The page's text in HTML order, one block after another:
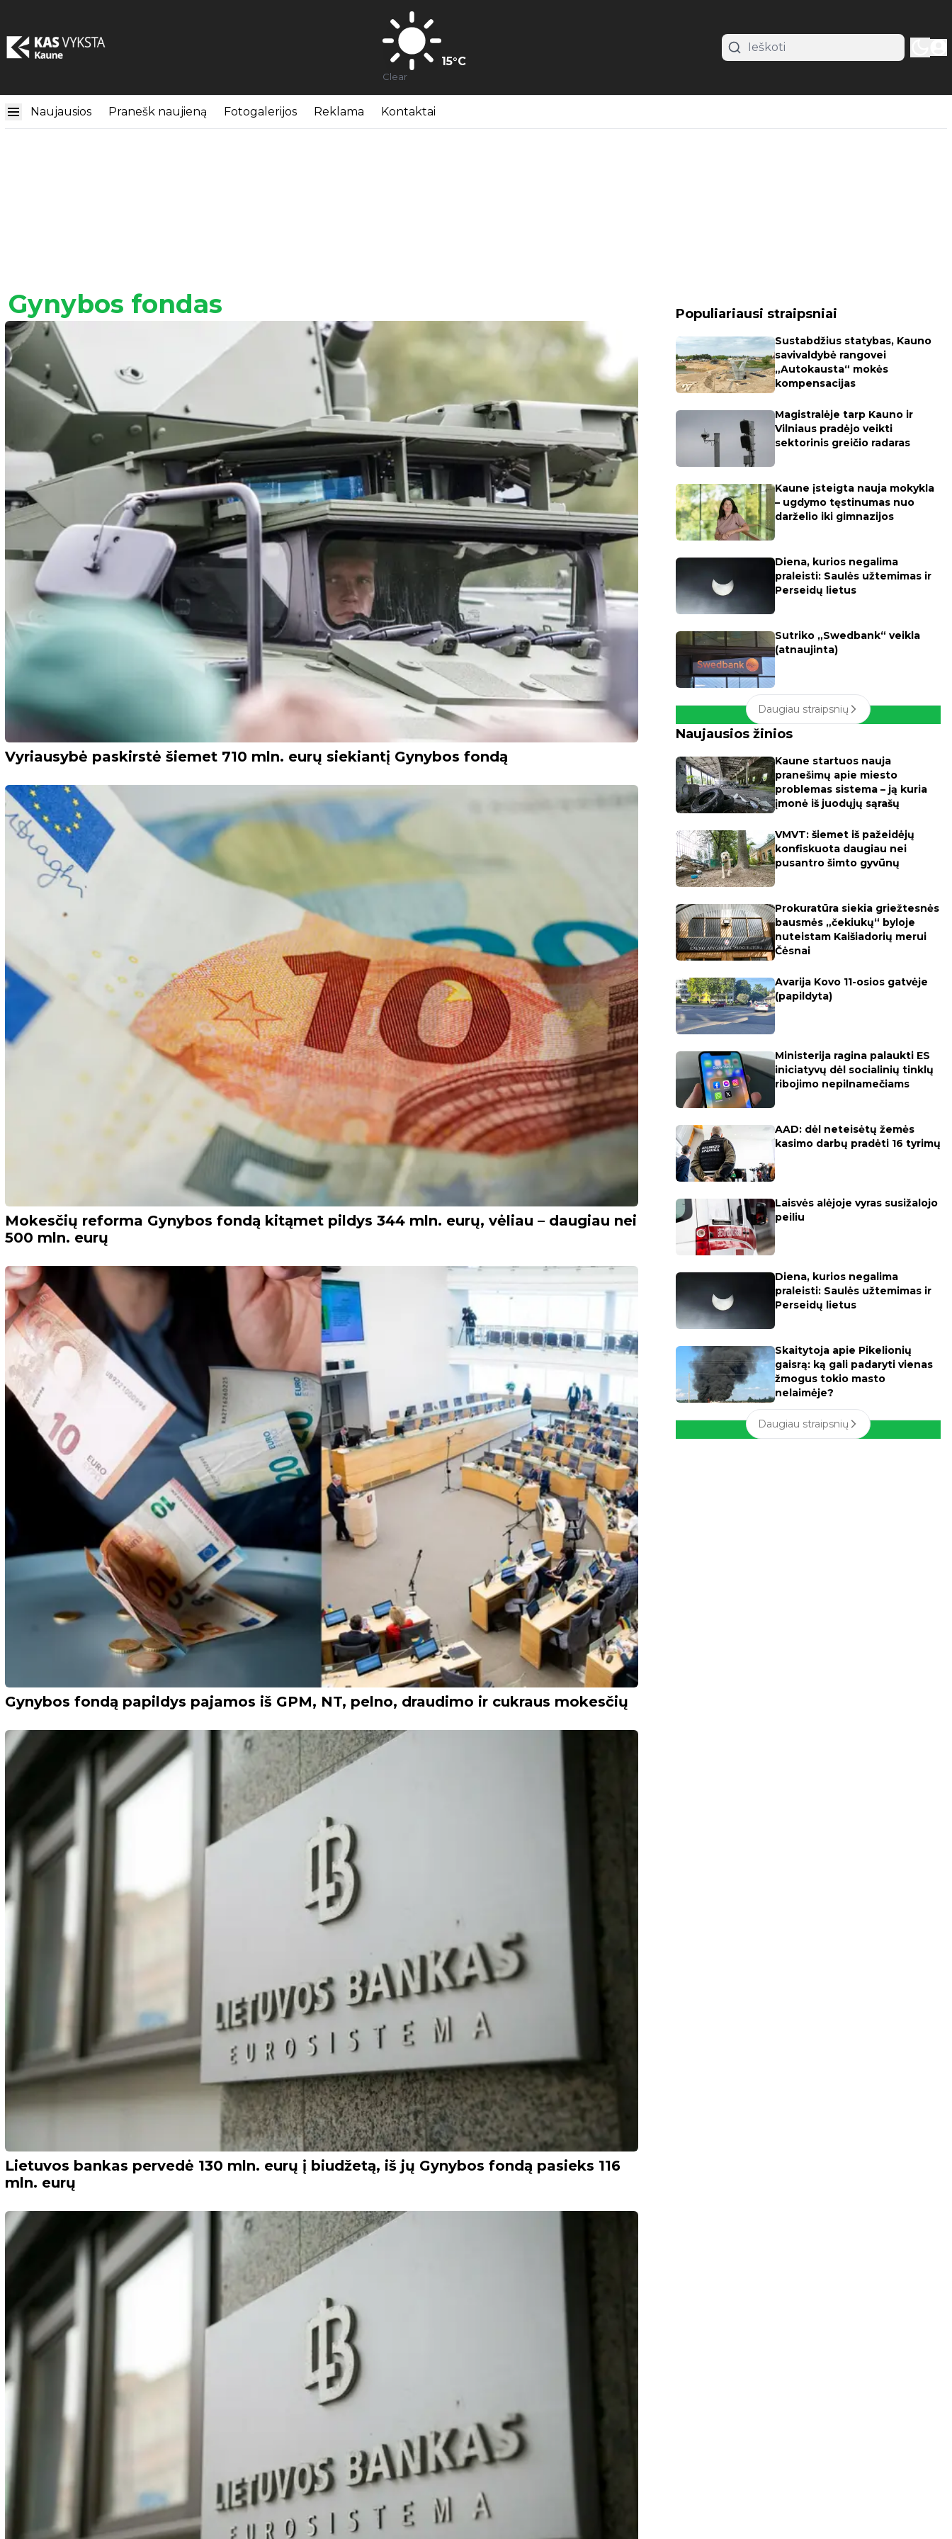
15°C
Clear
Naujausios Pranešk naujieną Fotogalerijos Reklama Kontaktai
Gynybos fondas
Vyriausybė paskirstė šiemet 710 mln. eurų siekiantį Gynybos fondą
Mokesčių reforma Gynybos fondą kitąmet pildys 344 mln. eurų, vėliau – daugiau nei
500 mln. eurų
Gynybos fondą papildys pajamos iš GPM, NT, pelno, draudimo ir cukraus mokesčių
Lietuvos bankas pervedė 130 mln. eurų į biudžetą, iš jų Gynybos fondą pasieks 116
mln. eurų
Populiariausi straipsniai
Sustabdžius statybas, Kauno
savivaldybė rangovei
„Autokausta“ mokės
kompensacijas
Magistralėje tarp Kauno ir
Vilniaus pradėjo veikti
sektorinis greičio radaras
Kaune įsteigta nauja mokykla
– ugdymo tęstinumas nuo
darželio iki gimnazijos
Diena, kurios negalima
praleisti: Saulės užtemimas ir
Perseidų lietus
Sutriko „Swedbank“ veikla
(atnaujinta)
Daugiau straipsnių
Naujausios žinios
Kaune startuos nauja
pranešimų apie miesto
problemas sistema – ją kuria
įmonė iš juodųjų sąrašų
VMVT: šiemet iš pažeidėjų
konfiskuota daugiau nei
pusantro šimto gyvūnų
Prokuratūra siekia griežtesnės
bausmės „čekiukų“ byloje
nuteistam Kaišiadorių merui
Čėsnai
Avarija Kovo 11-osios gatvėje
(papildyta)
Ministerija ragina palaukti ES
iniciatyvų dėl socialinių tinklų
ribojimo nepilnamečiams
AAD: dėl neteisėtų žemės
kasimo darbų pradėti 16 tyrimų
Laisvės alėjoje vyras susižalojo
peiliu
Diena, kurios negalima
praleisti: Saulės užtemimas ir
Perseidų lietus
Skaitytoja apie Pikelionių
gaisrą: ką gali padaryti vienas
žmogus tokio masto
nelaimėje?
Daugiau straipsnių